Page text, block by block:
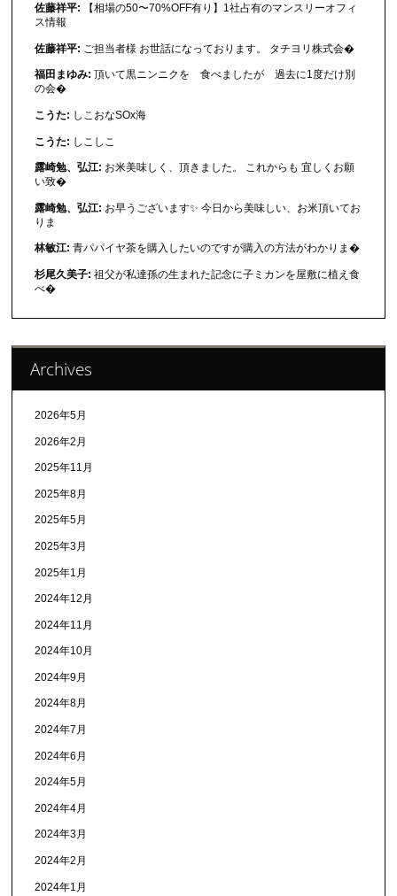
佐藤祥平:
【相場の50〜70%OFF有り】1社占有のマンスリーオフィ
ス情報
佐藤祥平: ご担当者様 お世話になっております。 タチヨリ株式会�
福田まゆみ: 頂いて黒ニンニクを 食べましたが 過去に1度だけ別
の会�
こうた: しこおなSOx海
こうた: しこしこ
露崎勉、弘江: お米美味しく、頂きました。 これからも 宜しくお願
い致�
露崎勉、弘江: お早うございます✨ 今日から美味しい、お米頂いてお
りま
林敏江: 青パパイヤ茶を購入したいのですが購入の方法がわかりま�
杉尾久美子: 祖父が私達孫の生まれた記念に子ミカンを屋敷に植え食
べ�
Archives
2026年5月
2026年2月
2025年11月
2025年8月
2025年5月
2025年3月
2025年1月
2024年12月
2024年11月
2024年10月
2024年9月
2024年8月
2024年7月
2024年6月
2024年5月
2024年4月
2024年3月
2024年2月
2024年1月